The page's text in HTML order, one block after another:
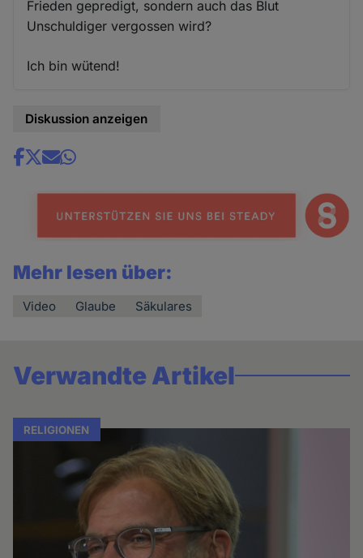
Frieden gepredigt, sondern auch das Blut
Unschuldiger vergossen wird?
Ich bin wütend!
Diskussion anzeigen
Share
news
Mehr lesen über:
Video Glaube Säkulares
Verwandte Artikel
RELIGIONEN